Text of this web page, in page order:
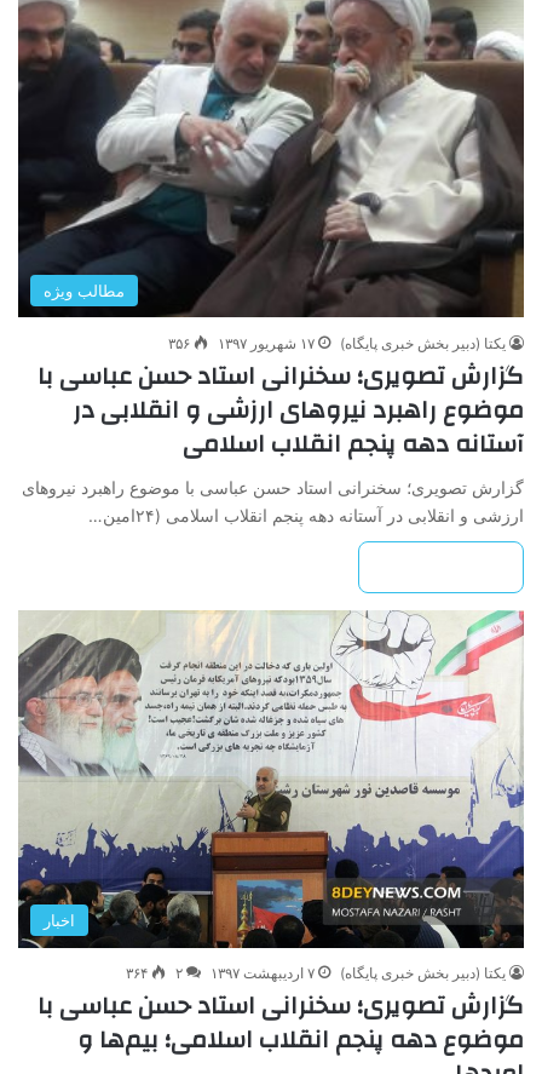
مطالب ویژه
یکتا (دبیر بخش خبری پایگاه) ۱۷ شهریور ۱۳۹۷ ۳۵۶
گزارش تصویری؛ سخنرانی استاد حسن عباسی با
موضوع راهبرد نیروهای ارزشی و انقلابی در
آستانه دهه پنجم انقلاب اسلامی
گزارش تصویری؛ سخنرانی استاد حسن عباسی با موضوع راهبرد نیروهای
ارزشی و انقلابی در آستانه دهه پنجم انقلاب اسلامی (۲۴امین…
اخبار
یکتا (دبیر بخش خبری پایگاه) ۷ اردیبهشت ۱۳۹۷ ۲ ۳۶۴
گزارش تصویری؛ سخنرانی استاد حسن عباسی با
موضوع دهه پنجم انقلاب اسلامی؛ بیم‌ها و